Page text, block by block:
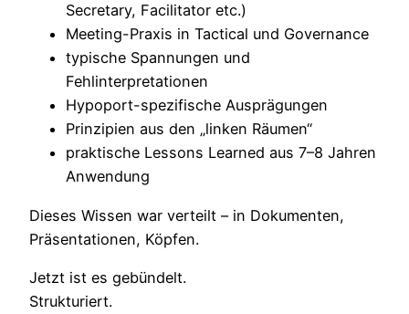
Secretary, Facilitator etc.)
Meeting-Praxis in Tactical und Governance
typische Spannungen und
Fehlinterpretationen
Hypoport-spezifische Ausprägungen
Prinzipien aus den „linken Räumen“
praktische Lessons Learned aus 7–8 Jahren
Anwendung
Dieses Wissen war verteilt – in Dokumenten,
Präsentationen, Köpfen.
Jetzt ist es gebündelt.
Strukturiert.